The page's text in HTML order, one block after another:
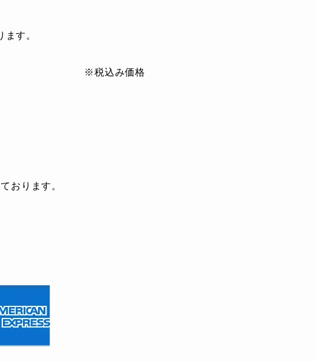
す。
※税込み価格
おります。